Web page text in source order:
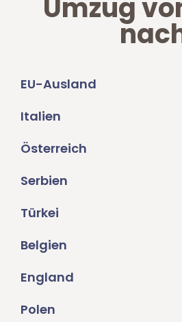
Umzug
EU-Ausland
Italien
Österreich
Serbien
Türkei
Belgien
England
Polen